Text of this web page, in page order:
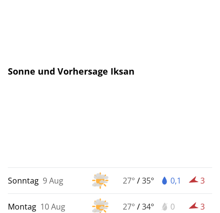
Sonne und Vorhersage Iksan
Sonntag 9 Aug 27° /35° 0,1 3
Montag 10 Aug 27° /34° 0 3